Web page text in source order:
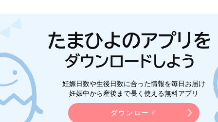
妊娠日数や生後日数に合った情報を毎日お届け
妊娠中から産後まで長く使える無料アプリ
ダウンロード